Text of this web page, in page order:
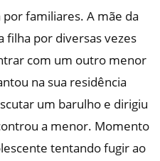
familiares. A mãe da
filha por diversas vezes
com um outro menor
na sua residência
um barulho e dirigiu
a menor. Momento
tentando fugir ao